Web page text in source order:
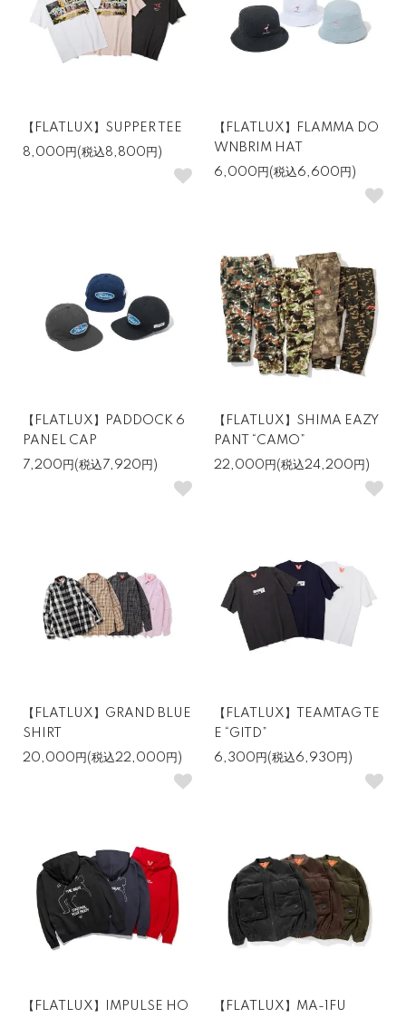
【FLATLUX】SUPPER TEE
8,000円(税込8,800円)
【FLATLUX】FLAMMA DO
WNBRIM HAT
6,000円(税込6,600円)
【FLATLUX】PADDOCK 6
PANEL CAP
7,200円(税込7,920円)
【FLATLUX】SHIMA EAZY
PANT “CAMO”
22,000円(税込24,200円)
【FLATLUX】GRAND BLUE
SHIRT
20,000円(税込22,000円)
【FLATLUX】TEAMTAG TE
E “GITD”
6,300円(税込6,930円)
【FLATLUX】IMPULSE HO
【FLATLUX】MA-1FU